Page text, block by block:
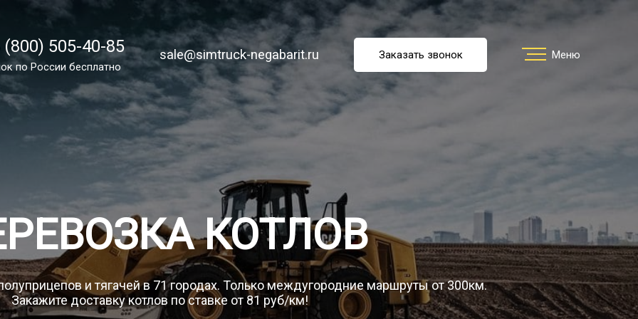
(800) 505-40-85
по РФ бесплатный
sale@simtruck-negabarit.ru Заказать звонок Меню
Заказать перевозку
О компании
Грузы
(800) 505-40-85
по России бесплатно
sale@simtruck-negabarit.ru Заказать звонок Меню
КОТЛОВ
и тягачей в 71 городах. Только междугородние маршруты от 300км.
Закажите доставку котлов по ставке от 81 руб/км!